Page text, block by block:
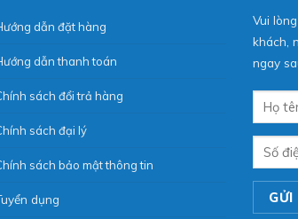
dẫn đặt hàng
dẫn thanh toán
sách đổi trả hàng
sách đại lý
sách bảo mật thông tin
dụng
Vui
khách,
ngay